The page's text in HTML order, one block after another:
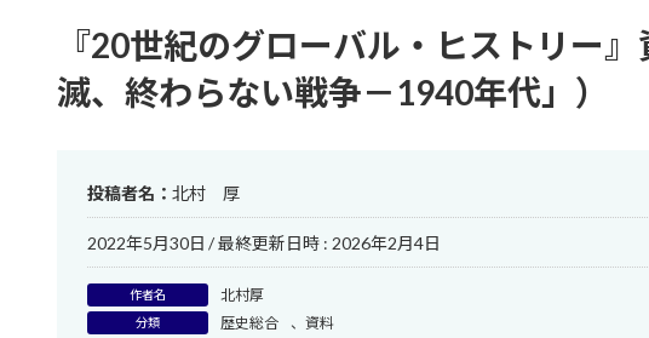
『20世紀のグローバル・ヒストリー
滅、終わらない戦争－1940年代」）
投稿者名： 北村 厚
2022年5月30日 / 最終更新日時 : 2026年2月4日
作者名 北村厚
分類 歴史総合 、 資料